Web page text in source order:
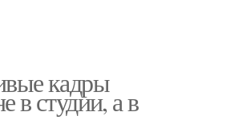
кадры
в студии, а в